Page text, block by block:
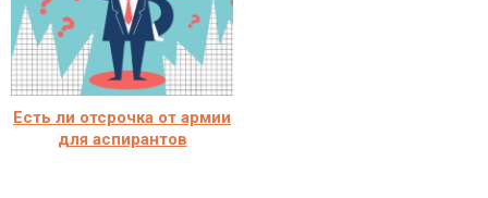
Есть ли отсрочка от армии
для аспирантов